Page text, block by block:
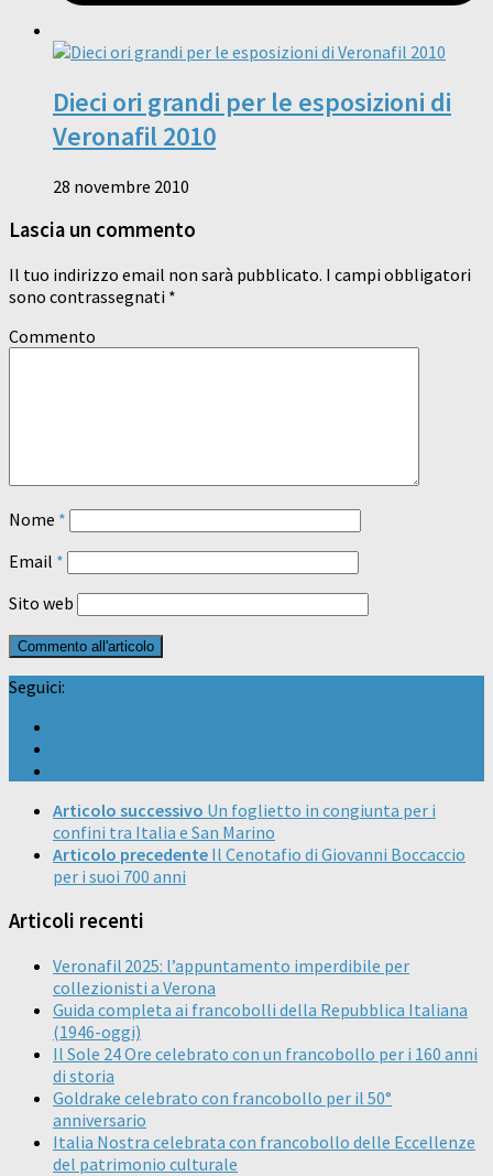
Dieci ori grandi per le esposizioni di
Veronafil 2010
28 novembre 2010
Lascia un commento
Il tuo indirizzo email non sarà pubblicato. I campi obbligatori
sono contrassegnati *
Commento
Nome *
Email *
Sito web
Seguici:
Articolo successivo Un foglietto in congiunta per i
confini tra Italia e San Marino
Articolo precedente Il Cenotafio di Giovanni Boccaccio
per i suoi 700 anni
Articoli recenti
Veronafil 2025: l’appuntamento imperdibile per
collezionisti a Verona
Guida completa ai francobolli della Repubblica Italiana
(1946-oggi)
Il Sole 24 Ore celebrato con un francobollo per i 160 anni
di storia
Goldrake celebrato con francobollo per il 50°
anniversario
Italia Nostra celebrata con francobollo delle Eccellenze
del patrimonio culturale